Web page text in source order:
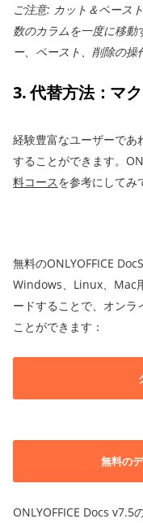
ご注意: カット＆ペース
数のカラムを一度に移
ー、ペースト、削除の操
3. 代替方法：マ
経験豊富なユーザーであ
することができます。
料コースを参考にしてみ
無料のONLYOFFICE
Windows、Linux、Mac
ードすることで、オンラ
ことができます：
無料の
ONLYOFFICE Docs v7.5